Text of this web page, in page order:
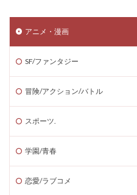
アニメ・漫画
SF/ファンタジー
冒険/アクション/バトル
スポーツ.
学園/青春
恋愛/ラブコメ